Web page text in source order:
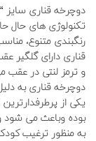
تکنولوژی های حال
قناری دارای گلگیر
و ترمز لنتی در عقب
دوچرخه قناری به
یکی از
بوده وباعث می شود
به منظور ترغیب